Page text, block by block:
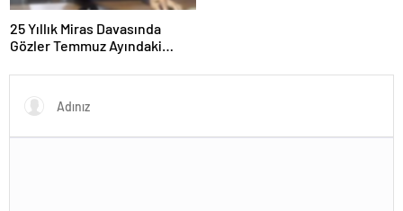
25 Yıllık Miras Davasında
Gözler Temmuz Ayındaki